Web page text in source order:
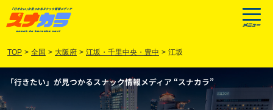
TOP > 全国 > 大阪府 > 江坂・千里中央・豊中 > 江坂
「行きたい」が見つかるスナック情報メディア “スナカラ”